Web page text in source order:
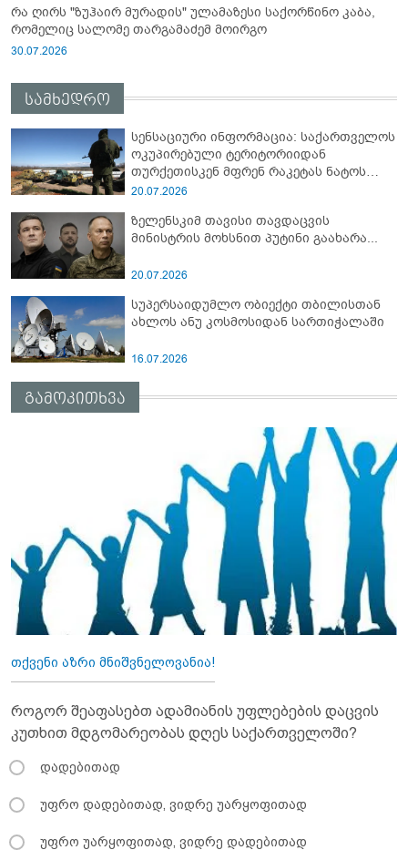
რა ღირს "ზუჰაირ მურადის" ულამაზესი საქორწინო კაბა,
რომელიც სალომე თარგამაძემ მოირგო
30.07.2026
სამხედრო
სენსაციური ინფორმაცია: საქართველოს
ოკუპირებული ტერიტორიიდან
თურქეთისკენ მფრენ რაკეტას ნატოს
სამიტი კინაღამ ჩაუშლია
20.07.2026
ზელენსკიმ თავისი თავდაცვის
მინისტრის მოხსნით პუტინი გაახარა...
20.07.2026
სუპერსაიდუმლო ობიექტი თბილისთან
ახლოს ანუ კოსმოსიდან სართიჭალაში
16.07.2026
გამოკითხვა
თქვენი აზრი მნიშვნელოვანია!
როგორ შეაფასებთ ადამიანის უფლებების დაცვის
კუთხით მდგომარეობას დღეს საქართველოში?
დადებითად
უფრო დადებითად, ვიდრე უარყოფითად
უფრო უარყოფითად, ვიდრე დადებითად